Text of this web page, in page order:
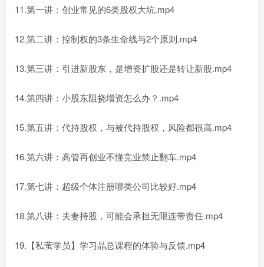
11.第一讲： 创业常见的6类股权大坑.mp4
12.第二讲：控制权的3条生命线与2个原则.mp4
13.第三讲：引进新股东，是增资扩股还是转让新股.mp4
14.第四讲：小股东阻挠增资怎么办？.mp4
15.第五讲：代持股权，与被代持股权，风险都很高.mp4
16.第六讲：高管再创业不懂竞业禁止翻车.mp4
17.第七讲：超级个体注册哪类公司比较好.mp4
18.第八讲：夫妻持股，可能会承担无限连带责任.mp4
19.【私萤学员】学习晶总课程的体验与反馈.mp4